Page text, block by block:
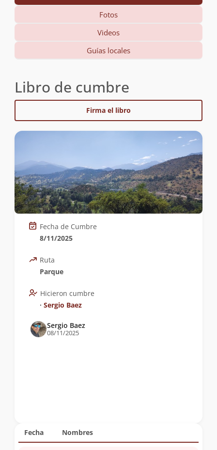
Fotos
Videos
Guías locales
Libro de cumbre
Firma el libro
Fecha Nombres
Fecha de Cumbre
8/11/2025
Ruta
Parque
Hicieron cumbre
∙ Sergio Baez
Sergio Baez
08/11/2025